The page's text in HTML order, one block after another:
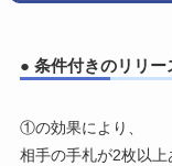
● 条件付きのリリ
①の効果により、
相手の手札が2枚以上